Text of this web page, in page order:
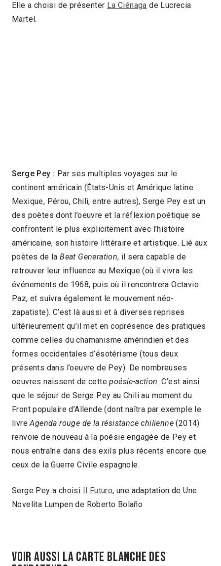
Elle a choisi de présenter La Ciénaga de Lucrecia
Martel.
Serge Pey : Par ses multiples voyages sur le
continent américain (États-Unis et Amérique latine :
Mexique, Pérou, Chili, entre autres), Serge Pey est un
des poètes dont l’oeuvre et la réflexion poétique se
confrontent le plus explicitement avec l’histoire
américaine, son histoire littéraire et artistique. Lié aux
poètes de laBeat Generation, il sera capable de
retrouver leur influence au Mexique (où il vivra les
événements de 1968, puis où il rencontrera Octavio
Paz, et suivra également le mouvement néo-
zapatiste). C’est là aussi et à diverses reprises
ultérieurement qu’il met en coprésence des pratiques
comme celles du chamanisme amérindien et des
formes occidentales d’ésotérisme (tous deux
présents dans l’oeuvre de Pey). De nombreuses
oeuvres naissent de cette poésie-action. C’est ainsi
que le séjour de Serge Pey au Chili au moment du
Front populaire d’Allende (dont naîtra par exemple le
livreAgenda rouge de la résistance chilienne (2014)
renvoie de nouveau à la poésie engagée de Pey et
nous entraîne dans des exils plus récents encore que
ceux de la Guerre Civile espagnole.
Serge Pey a choisi Il Futuro, une adaptation de Une
Novelita Lumpen de Roberto Bolaño
Voir aussi la Carte Blanche des